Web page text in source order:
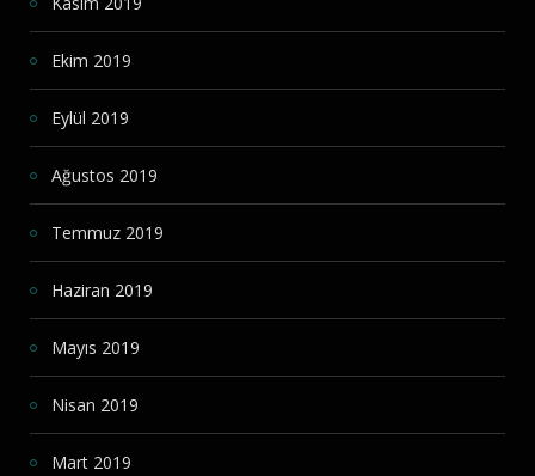
Ekim 2019
Eylül 2019
Ağustos 2019
Temmuz 2019
Haziran 2019
Mayıs 2019
Nisan 2019
Mart 2019